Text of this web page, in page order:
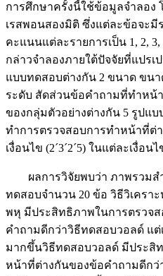
การศึกษาครั้งนี้ใช้ข้อมูลจำลอง
เรสพอนสองมิติ ซึ่งแต่ละข้อจะมี
คะแนนแต่ละรายการเป็น 1, 2,
กล่าวจำลองภายใต้ปัจจัยที่แปรเ
แบบทดสอบต่างกัน 2 ขนาด ขน
ระดับ สัดส่วนข้อคำถามที่ทำหน้
ของกลุ่มตัวอย่างต่างกัน 5 รูปแ
ทำการตรวจสอบการทำหน้าที่ต่
เงื่อนไข (2´3´2´5) ในแต่ละเงื่อ
ผลการวิจัยพบว่า ภาพรวมส
ทดสอบจำนวน 20 ข้อ วิธีวิเครา
พหุ มีประสิทธิภาพในการตรวจ
คำถามดีกว่าวิธีทดสอบวอลด์ แ
มากขึ้นวิธีทดสอบวอลด์ มีประสิ
หน้าที่ต่างกันของข้อคำถามดีกว่